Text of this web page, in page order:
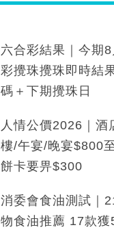
六合彩結果｜今期
彩攪珠攪珠即時結
碼＋下期攪珠日
人情公價2026｜酒
樓/午宴/晚宴$800
餅卡要畀$300
消委會食油測試｜
物食油推薦 17款獲